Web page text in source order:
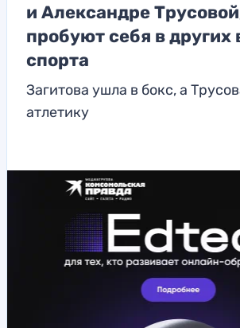
и Александре
пробуют себя в других
спорта
Загитова ушла в бокс, а
атлетику